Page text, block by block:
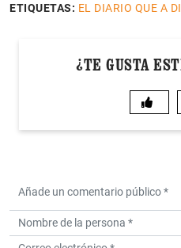
ETIQUETAS: EL DIARIO QUE A
¿TE GUSTA